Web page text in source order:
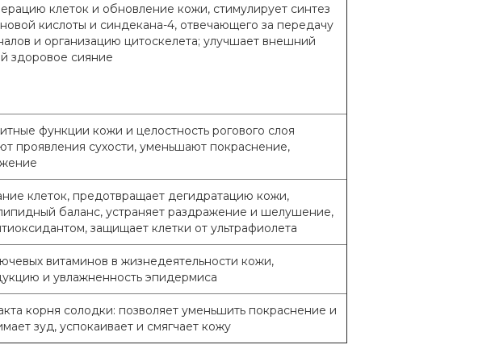
клеток и обновление кожи, стимулирует синтез
кислоты и синдекана-4, отвечающего за передачу
и организацию цитоскелета; улучшает внешний
здоровое сияние
функции кожи и целостность рогового слоя
проявления сухости, уменьшают покраснение,
клеток, предотвращает дегидратацию кожи,
баланс, устраняет раздражение и шелушение,
защищает клетки от ультрафиолета
витаминов в жизнедеятельности кожи,
и увлажненность эпидермиса
корня солодки: позволяет уменьшить покраснение и
зуд, успокаивает и смягчает кожу